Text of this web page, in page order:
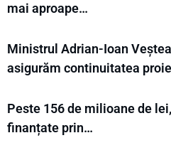
mai aproape…
Ministrul Adrian-Ioan
asigurăm continuitatea
Peste 156 de milioane de
finanțate prin…